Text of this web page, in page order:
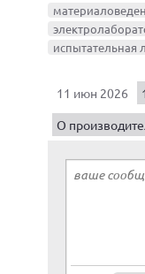
испытательная
11 июн 2026
О